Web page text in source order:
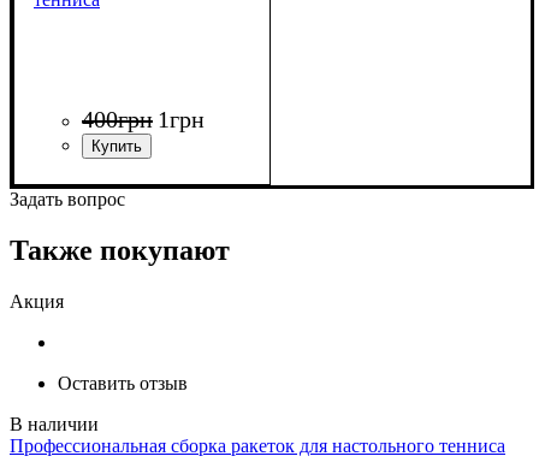
400грн 1грн
Задать вопрос
Также покупают
Акция
Оставить отзыв
Профессиональная сборка ракеток для настольного тенниса